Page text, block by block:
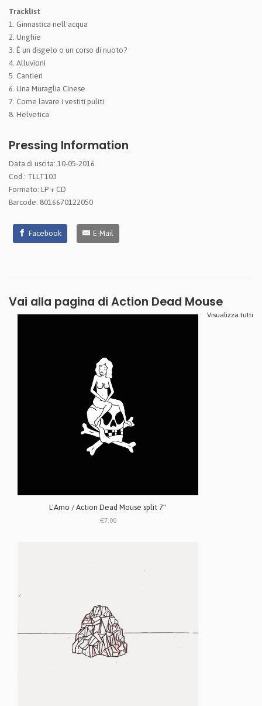
Tracklist
1. Ginnastica nell'acqua
2. Unghie
3. È un disgelo o un corso di nuoto?
4. Alluvioni
5. Cantieri
6. Una Muraglia Cinese
7. Come lavare i vestiti puliti
8. Helvetica
Pressing Information
Data di uscita: 10-05-2016
Cod.: TLLT103
Formato: LP + CD
Barcode: 8016670122050
Facebook E-Mail
Vai alla pagina di Action Dead Mouse
Visualizza tutti
L'Amo / Action Dead Mouse split 7''
€7.00